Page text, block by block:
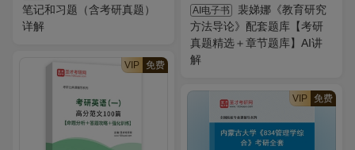
笔记和习题（含考研真题）
详解
AI电子书
裴娣娜《教育研究
方法导论》配套题库【考研
真题精选＋章节题库】AI讲
解
VIP 免费
VIP 免费